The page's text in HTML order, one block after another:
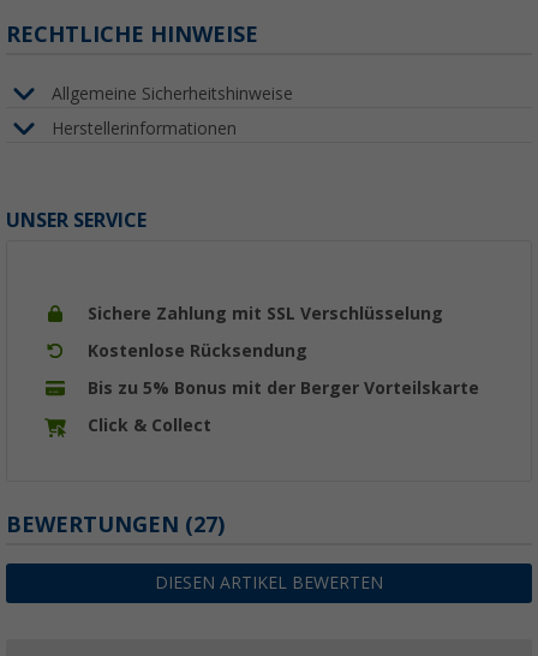
RECHTLICHE HINWEISE
Allgemeine Sicherheitshinweise
Herstellerinformationen
UNSER SERVICE
Sichere Zahlung mit SSL Verschlüsselung
Kostenlose Rücksendung
Bis zu 5% Bonus mit der Berger Vorteilskarte
Click & Collect
BEWERTUNGEN (27)
DIESEN ARTIKEL BEWERTEN